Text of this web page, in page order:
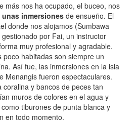
más nos ha ocupado, el buceo, nos
unas inmersiones de ensueño. El
donde nos alojamos (Sumbawa
por Fai, un instructor
muy profesional y agradable.
poco habitadas son siempre un
Así fue, las inmersiones en la isla
Menangis fueron espectaculares.
y bancos de peces tan
muros de colores en el agua y
tiburones de punta blanca y
en todo momento.